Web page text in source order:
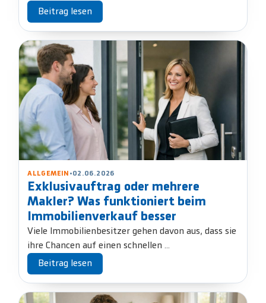
Beitrag lesen
ALLGEMEIN •02.06.2026
Exklusivauftrag oder mehrere
Makler? Was funktioniert beim
Immobilienverkauf besser
Viele Immobilienbesitzer gehen davon aus, dass sie
ihre Chancen auf einen schnellen ...
Beitrag lesen